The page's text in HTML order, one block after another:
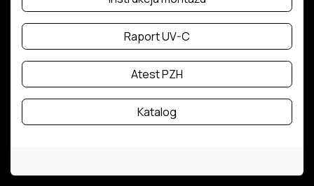
Raport UV-C
Atest PZH
Katalog